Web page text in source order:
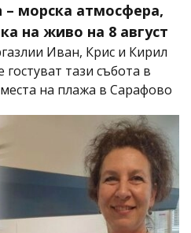
– морска атмосфера,
на живо на 8 август
Иван, Крис и Кирил
тази събота в
на плажа в Сарафово